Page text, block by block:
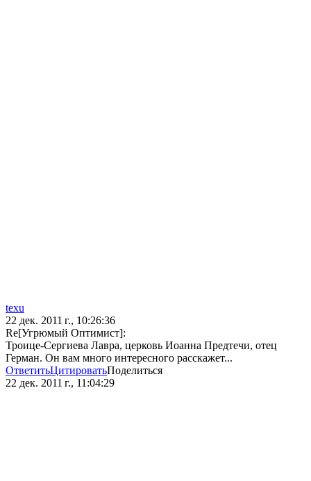
texu
22 дек. 2011 г., 10:26:36
Re[Угрюмый Оптимист]:
Троице-Сергиева Лавра, церковь Иоанна Предтечи, отец
Герман. Он вам много интересного расскажет...
ОтветитьЦитироватьПоделиться
22 дек. 2011 г., 11:04:29